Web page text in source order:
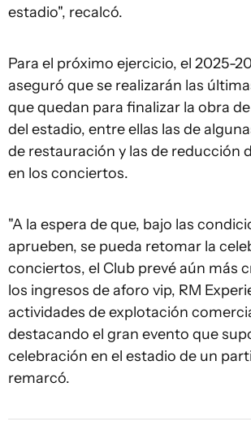
estadio", recalcó.
Para el próximo ejercicio, el 2025-
aseguró que se realizarán las
que quedan para finalizar la obra
del estadio, entre ellas las de
de restauración y las de reducción
en los conciertos.
"A la espera de que, bajo las
aprueben, se pueda retomar la
conciertos, el Club prevé aún más
los ingresos de aforo vip, RM
actividades de explotación
destacando el gran evento que
celebración en el estadio de un
remarcó.